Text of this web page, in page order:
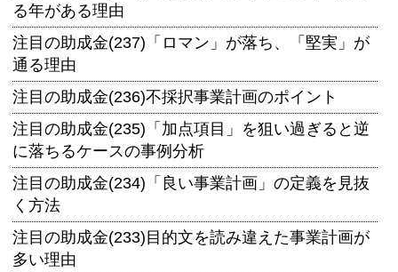
る年がある理由
注目の助成金(237)「ロマン」が落ち、「堅実」が
通る理由
注目の助成金(236)不採択事業計画のポイント
注目の助成金(235)「加点項目」を狙い過ぎると逆
に落ちるケースの事例分析
注目の助成金(234)「良い事業計画」の定義を見抜
く方法
注目の助成金(233)目的文を読み違えた事業計画が
多い理由